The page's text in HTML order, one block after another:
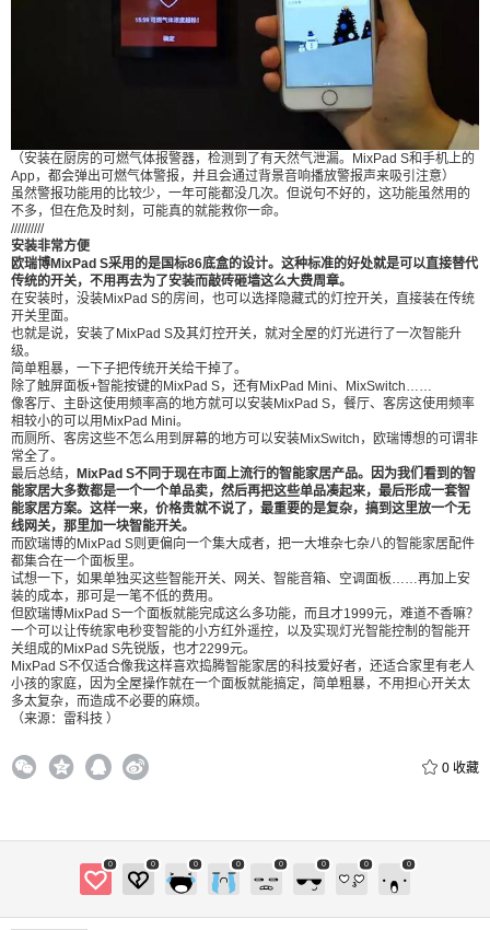
（安装在厨房的可燃气体报警器，检测到了有天然气泄漏。MixPad S和手机上的
App，都会弹出可燃气体警报，并且会通过背景音响播放警报声来吸引注意）
虽然警报功能用的比较少，一年可能都没几次。但说句不好的，这功能虽然用的
不多，但在危及时刻，可能真的就能救你一命。
//////////
安装非常方便
欧瑞博MixPad S采用的是国标86底盒的设计。这种标准的好处就是可以直接替代
传统的开关，不用再去为了安装而敲砖砸墙这么大费周章。
在安装时，没装MixPad S的房间，也可以选择隐藏式的灯控开关，直接装在传统
开关里面。
也就是说，安装了MixPad S及其灯控开关，就对全屋的灯光进行了一次智能升
级。
简单粗暴，一下子把传统开关给干掉了。
除了触屏面板+智能按键的MixPad S，还有MixPad Mini、MixSwitch……
像客厅、主卧这使用频率高的地方就可以安装MixPad S，餐厅、客房这使用频率
相较小的可以用MixPad Mini。
而厕所、客房这些不怎么用到屏幕的地方可以安装MixSwitch，欧瑞博想的可谓非
常全了。
最后总结，
MixPad S不同于现在市面上流行的智能家居产品。因为我们看到的智
能家居大多数都是一个一个单品卖，然后再把这些单品凑起来，最后形成一套智
能家居方案。这样一来，价格贵就不说了，最重要的是复杂，搞到这里放一个无
线网关，那里加一块智能开关。
而欧瑞博的MixPad S则更偏向一个集大成者，把一大堆杂七杂八的智能家居配件
都集合在一个面板里。
试想一下，如果单独买这些智能开关、网关、智能音箱、空调面板……再加上安
装的成本，那可是一笔不低的费用。
但欧瑞博MixPad S一个面板就能完成这么多功能，而且才1999元，难道不香嘛？
一个可以让传统家电秒变智能的小方红外遥控，以及实现灯光智能控制的智能开
关组成的MixPad S先锐版，也才2299元。
MixPad S不仅适合像我这样喜欢捣腾智能家居的科技爱好者，还适合家里有老人
小孩的家庭，因为全屋操作就在一个面板就能搞定，简单粗暴，不用担心开关太
多太复杂，而造成不必要的麻烦。
（来源：雷科技 ）
0 收藏
0 0 0 0 0 0 0 0
空调面板……再加上安装的成本，那可是一笔不低
的费用。 但欧瑞博MixPad S一个面板就能完成这么
多功能，而且才1999元，难道不香嘛？ 一个可以让
传统家电秒变智能的小方红外遥控，以及实现灯光
智能控制的智能开关组成的MixPad S先锐版，也才
2299元。 MixPad S不仅适合像我这样喜欢捣腾智
能家居的科技爱好者，还适合家里有老人小孩的家
庭，因为全屋操作就在一个面板就能搞定，简单粗
暴，不用担心开关太多太复杂，而造成不必要的麻
烦。 （来源：雷科技 ） 0 收藏
2 元 5 元 10 元
元 自定义
立刻支付
付费内容
立刻支付
6位以上
忘记密码？找回